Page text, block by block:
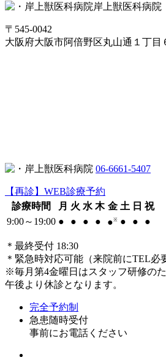
岸上獣医科病院
〒545-0042
大阪府大阪市阿倍野区丸山通１丁目
06-6661-5407
【再診】WEB診療予約
診療時間
月 火 水 木 金 土 日 祝
9:00～19:00 ● ● ● ● ●※ ● ● ●
＊最終受付 18:30
＊緊急時対応可能（来院前にTEL必
※毎月第4金曜日はスタッフ研修のた
午後より休診となります。
完全予約制
急患随時受付
事前にお電話ください